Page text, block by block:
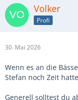
Volker
Profi
30. Mai 2026
Wenn es an die
Stefan noch Zeit
Generell solltest du